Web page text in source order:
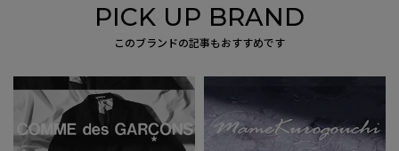
PICK UP BRAND
このブランドの記事もおすすめです